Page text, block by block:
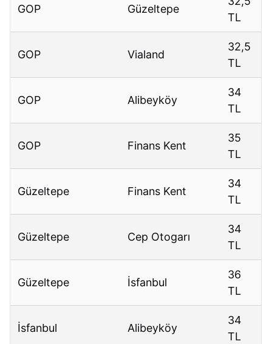
GOP Güzeltepe
TL
GOP Vialand
32,5
TL
GOP Alibeyköy
34
TL
GOP Finans Kent
35
TL
Güzeltepe Finans Kent
34
TL
Güzeltepe Cep Otogarı
34
TL
Güzeltepe İsfanbul
36
TL
İsfanbul Alibeyköy
34
TL